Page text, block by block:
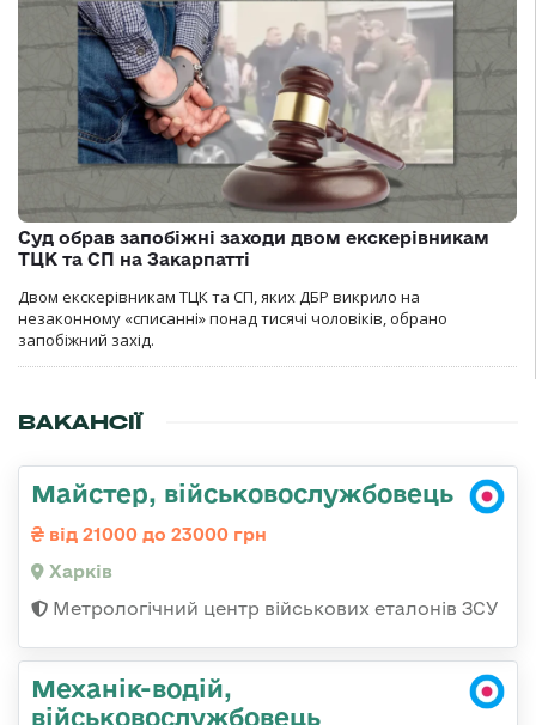
Суд обрав запобіжні заходи двом екскерівникам
ТЦК та СП на Закарпатті
Двом екскерівникам ТЦК та СП, яких ДБР викрило на
незаконному «списанні» понад тисячі чоловіків, обрано
запобіжний захід.
ВАКАНСІЇ
Майстер, військовослужбовець
від 21000 до 23000 грн
Харків
Метрологічний центр військових еталонів ЗСУ
Механік-водій,
військовослужбовець